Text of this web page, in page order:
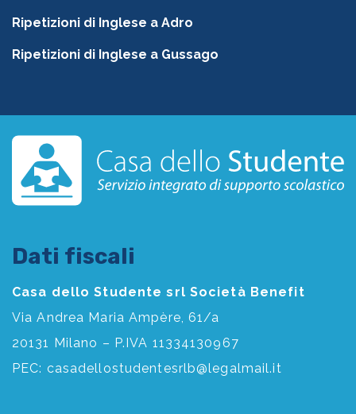
Ripetizioni di Inglese a Adro
Ripetizioni di Inglese a Gussago
Dati fiscali
Casa dello Studente srl Società Benefit
Via Andrea Maria Ampère, 61/a
20131 Milano – P.IVA 11334130967
PEC: casadellostudentesrlb@legalmail.it